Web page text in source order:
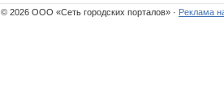
© 2026 ООО «Сеть городских порталов» · Реклама